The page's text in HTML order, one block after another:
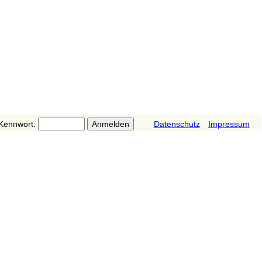
Datenschutz Impressum